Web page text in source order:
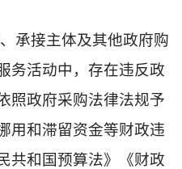
接主体及其他政府购
务活动中，存在违反政
照政府采购法律法规予
用和滞留资金等财政违
共和国预算法》《财政